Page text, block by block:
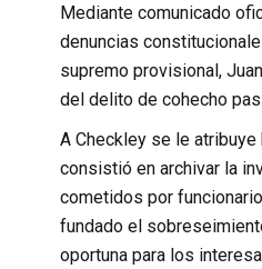
Mediante comunicado
denuncias
supremo provisional,
del delito de cohecho
A Checkley se le
consistió en archivar la
cometidos por
fundado el
oportuna para los